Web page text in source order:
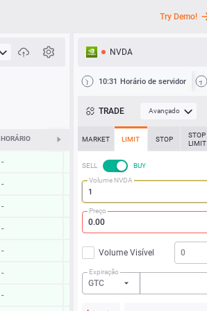
Try Demo!
HORÁRIO ALTERAR
-
-
-
-
-
-
-
NVDA
10:31 Horário de servidor
TRADE Avançado
MARKET LIMIT STOP
STOP
LIMIT
SELL
BUY
Volume NVDA
Preço
Volume Visível
Expiração
GTC